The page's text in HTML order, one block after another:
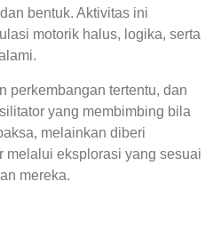
bentuk. Aktivitas ini
motorik halus, logika, serta
perkembangan tertentu, dan
yang membimbing bila
melainkan diberi
melalui eksplorasi yang sesuai
mereka.